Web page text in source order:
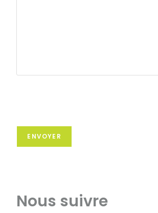
t
Nous suivre